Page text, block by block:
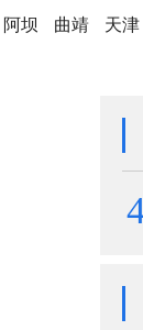
阿坝 曲靖 天津